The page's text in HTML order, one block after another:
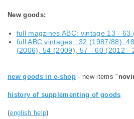
New goods:
full magzines ABC: vintage 13 - 63
full ABC vintages : 32 (1987/88),
(2006), 54 (2009), 57 - 60 (2012 -
new goods in e-shop - new items "
history of supplementing of goods
(english help)